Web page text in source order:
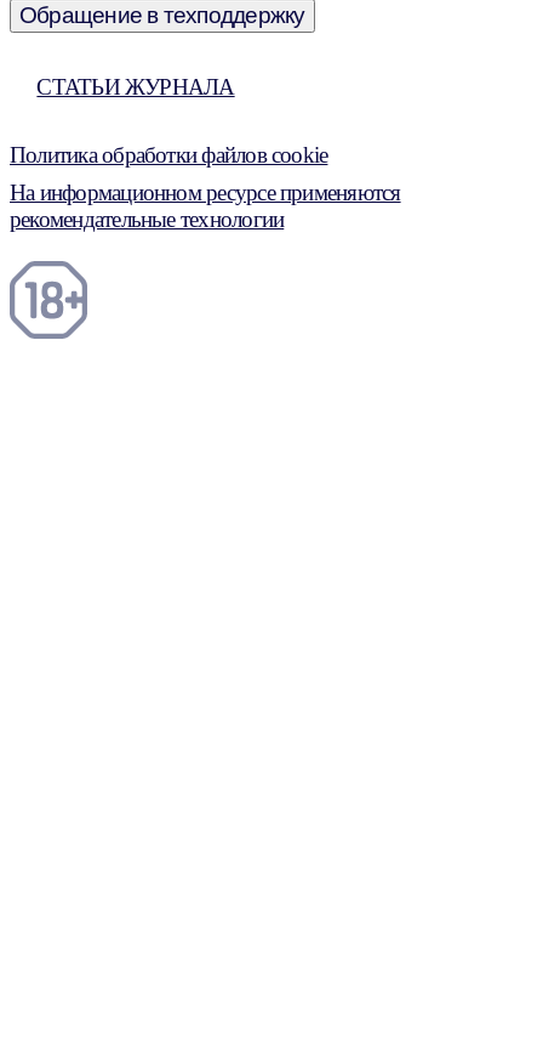
Обращение в техподдержку
СТАТЬИ ЖУРНАЛА
Политика обработки файлов cookie
На информационном ресурсе применяются
рекомендательные технологии